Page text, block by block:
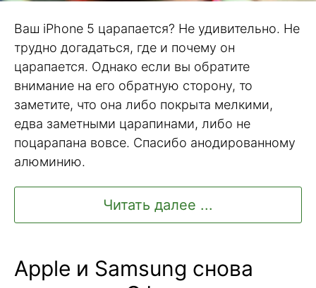
Ваш iPhone 5 царапается? Не удивительно. Не
трудно догадаться, где и почему он
царапается. Однако если вы обратите
внимание на его обратную сторону, то
заметите, что она либо покрыта мелкими,
едва заметными царапинами, либо не
поцарапана вовсе. Спасибо анодированному
алюминию.
Читать далее ...
Apple и Samsung снова